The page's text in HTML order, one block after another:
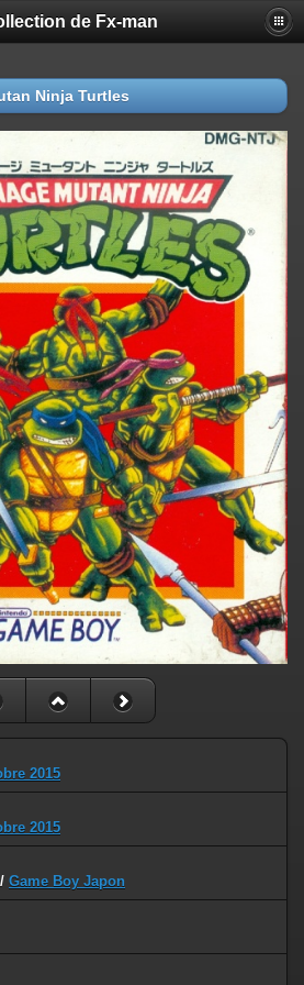
de Fx-man
Ninja Turtles
2015
2015
/ Game Boy Japon